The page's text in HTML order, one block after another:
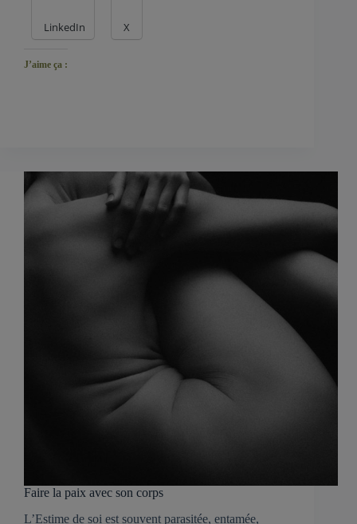
LinkedIn X
J’aime ça :
Faire la paix avec son corps
L’Estime de soi est souvent parasitée, entamée,